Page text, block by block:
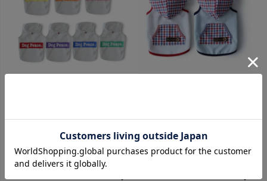
インボータンクトップ
クールマックス接触冷感
アウトレット価格 ¥1,200
クパーカー
ヴェリークール接触冷感
定価
アウトレット価格 ¥ 1,200